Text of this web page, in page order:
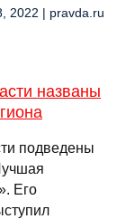
2022 | pravda.ru
названы
подведены
Его